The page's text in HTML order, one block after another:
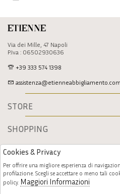
Etienne
Via dei Mille, 47 Napoli
P.Iva : 06502930636
+39 333 574 1398
assistenza@etienneabbigliamento.com
STORE
SHOPPING
Cookies & Privacy
Per offrire una migliore esperienza di
profilazione. Scegli se accettare o meno tali
policy. Maggiori Informazioni